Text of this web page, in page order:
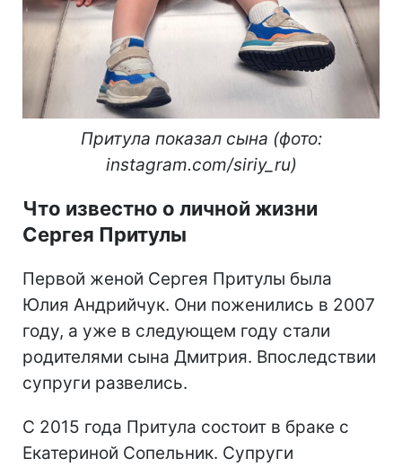
Притула показал сына (фото:
instagram.com/siriy_ru)
Что известно о личной жизни
Сергея Притулы
Первой женой Сергея Притулы была
Юлия Андрийчук. Они поженились в 2007
году, а уже в следующем году стали
родителями сына Дмитрия. Впоследствии
супруги развелись.
С 2015 года Притула состоит в браке с
Екатериной Сопельник. Супруги